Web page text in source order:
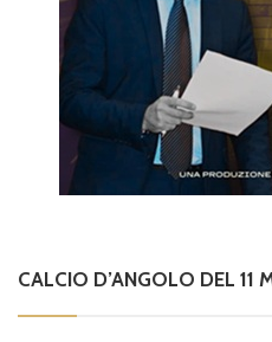
CALCIO D’ANGOLO DEL 11